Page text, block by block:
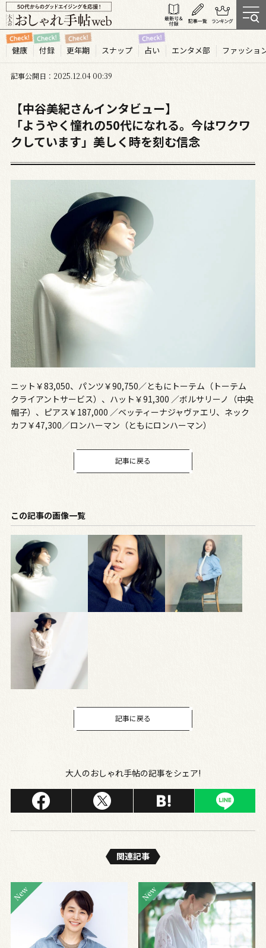
健康 付録 更年期 スナップ 占い エンタメ部 ファッショ
記事公開日 2025.12 0400:39
【中谷美紀さんインタビュー】
「ようやく憧れの50代になれる。今はワクワ
クしています」美しく時を刻む信念
ニット￥83,050、パンツ￥90,750／ともにトーテム（トーテム
クライアントサービス）、ハット￥91,300 ／ボルサリーノ（中央
帽子）、ピアス￥187,000 ／ベッティーナジャヴァエリ、ネック
カフ￥47,300／ロンハーマン（ともにロンハーマン）
記事に戻る
この記事の画像一覧
記事に戻る
大人のおしゃれ手帖の記事をシェア!
関連記事